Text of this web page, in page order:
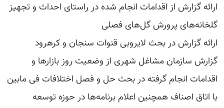
ارائه گزارش از اقدامات انجام شده در راستای احداث و تجهیز
گلخانه‌های پرورش گل‌های فصلی
ارائه گزارش در بحث لایروبی قنوات سنجان و کرهرود
گزارش سازمان مشاغل شهری از وضعیت روز بازارها و
اقدامات انجام گرفته در بحث حل و فصل اختلافات فی مابین
با اتاق اصناف همچنین اعلام برنامه‌ها در حوزه توسعه